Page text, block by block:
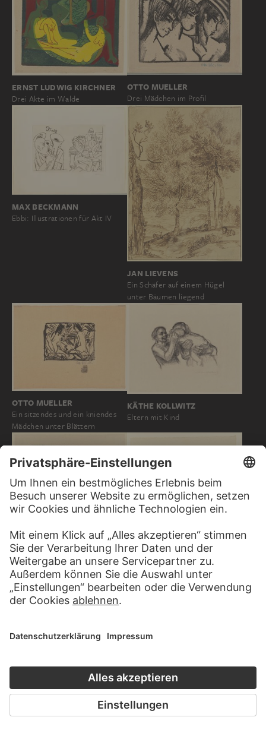
ERNST LUDWIG KIRCHNER
Drei Akte im Walde
OTTO MUELLER
Drei Mädchen im Profil
MAX BECKMANN
Ebbi: Illustrationen für Akt IV
JAN LIEVENS
Ein Schäfer auf einem Hügel
unter Bäumen liegend
OTTO MUELLER
Ein sitzendes und ein kniendes
Mädchen unter Blättern
KÄTHE KOLLWITZ
Eltern mit Kind
KÄTHE KOLLWITZ
Ende
ERICH HECKEL